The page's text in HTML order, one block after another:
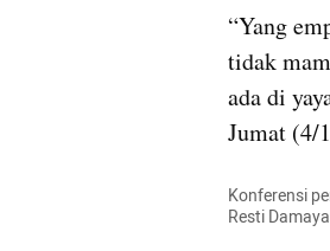
“Yang
tidak
ada di
Jumat (4/
Konferensi
Resti